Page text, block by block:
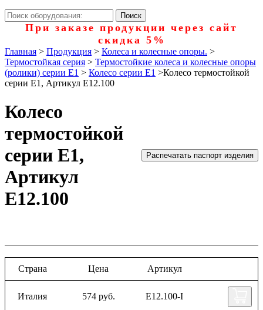
При заказе продукции через сайт
скидка 5%
Главная > Продукция > Колеса и колесные опоры. >
Термостойкая серия > Термостойкие колеса и колесные опоры
(ролики) серии Е1 > Колесо серии Е1 >Колесо термостойкой
серии Е1, Артикул Е12.100
Колесо
термостойкой
серии Е1,
Артикул
Е12.100
Распечатать паспорт изделия
Страна Цена Артикул
Италия 574 руб. Е12.100-I